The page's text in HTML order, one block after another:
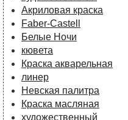
Акриловая краска
Faber-Castell
Белые Ночи
кювета
Краска акварельная
линер
Невская палитра
Краска масляная
художественный